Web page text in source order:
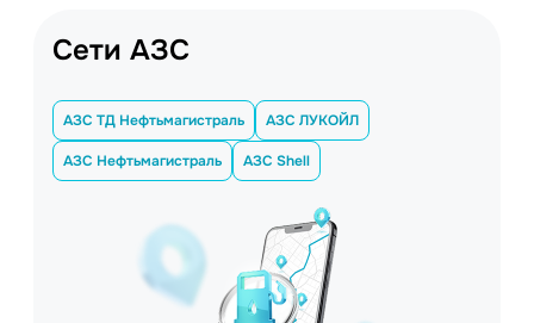
Сети АЗС
АЗС ТД Нефтьмагистраль АЗС ЛУКОЙЛ
АЗС Нефтьмагистраль АЗС Shell